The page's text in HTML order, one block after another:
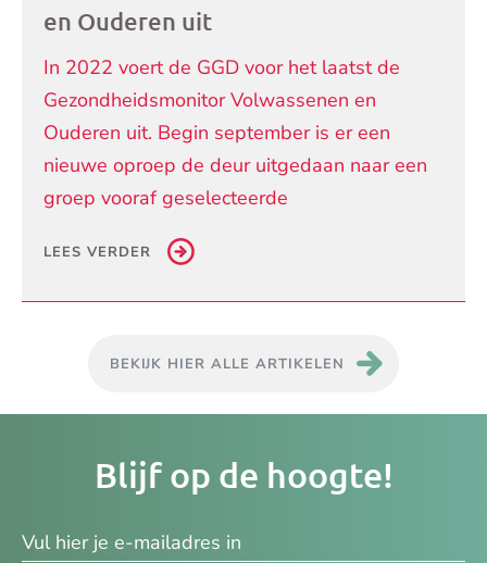
en Ouderen uit
In 2022 voert de GGD voor het laatst de
Gezondheidsmonitor Volwassenen en
Ouderen uit. Begin september is er een
nieuwe oproep de deur uitgedaan naar een
groep vooraf geselecteerde
LEES VERDER
BEKIJK HIER ALLE ARTIKELEN
Blijf op de hoogte!